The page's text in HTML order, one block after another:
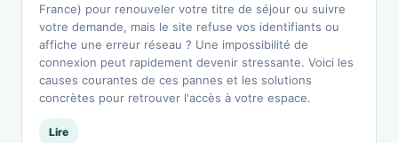
France) pour renouveler votre titre de séjour ou suivre
votre demande, mais le site refuse vos identifiants ou
affiche une erreur réseau ? Une impossibilité de
connexion peut rapidement devenir stressante. Voici les
causes courantes de ces pannes et les solutions
concrètes pour retrouver l'accès à votre espace.
Lire